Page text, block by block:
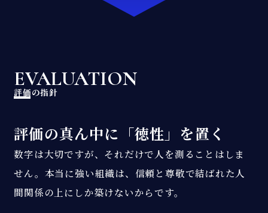
EVALUATION
評価の指針
評価の真ん中に「徳性」を置く
数字は大切ですが、それだけで人を測ることはしま
せん。本当に強い組織は、信頼と尊敬で結ばれた人
間関係の上にしか築けないからです。